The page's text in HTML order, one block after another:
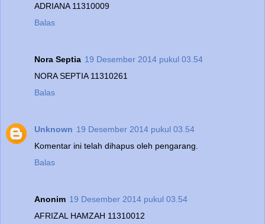
ADRIANA 11310009
Balas
Nora Septia 19 Desember 2014 pukul 03.54
NORA SEPTIA 11310261
Balas
Unknown 19 Desember 2014 pukul 03.54
Komentar ini telah dihapus oleh pengarang.
Balas
Anonim 19 Desember 2014 pukul 03.54
AFRIZAL HAMZAH 11310012